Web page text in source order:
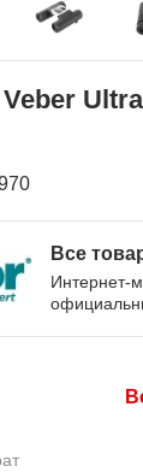
Все
Интернет-